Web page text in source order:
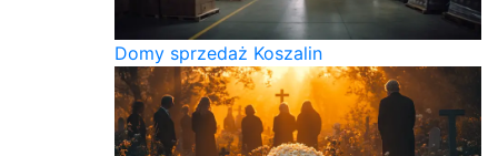
Domy sprzedaż Koszalin